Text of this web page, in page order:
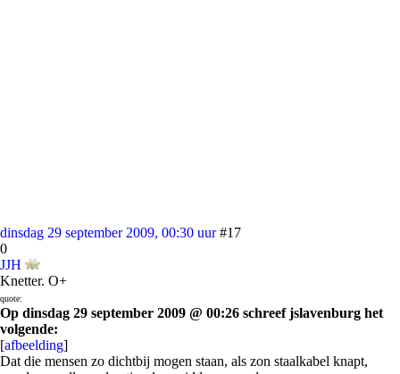
dinsdag 29 september 2009, 00:30 uur #17
0
JJH
Knetter. O+
quote:
Op dinsdag 29 september 2009 @ 00:26 schreef jslavenburg het
volgende:
[afbeelding]
Dat die mensen zo dichtbij mogen staan, als zon staalkabel knapt,